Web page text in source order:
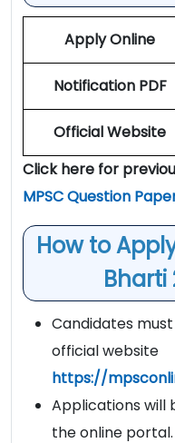
Apply Online
Notification PDF
Official Website
Click here for
MPSC Question
How to
Bharti
Candidates
official website
https://
Applications will
the online portal.